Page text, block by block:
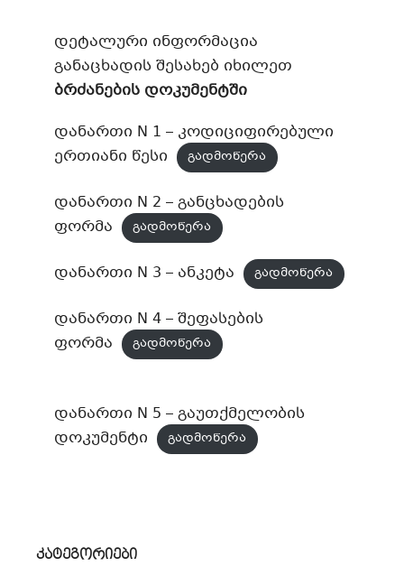
დეტალური ინფორმაცია
განაცხადის შესახებ იხილეთ
ბრძანების დოკუმენტში
დანართი N 1 – კოდიციფირებული
ერთიანი წესი
გადმოწერა
დანართი N 2 – განცხადების
ფორმა
გადმოწერა
დანართი N 3 – ანკეტა გადმოწერა
დანართი N 4 – შეფასების
ფორმა
გადმოწერა
დანართი N 5 – გაუთქმელობის
დოკუმენტი
გადმოწერა
კატეგორიები